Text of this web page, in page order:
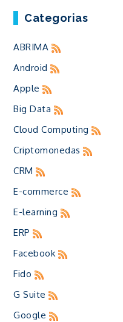
Categorias
ABRIMA
Android
Apple
Big Data
Cloud Computing
Criptomonedas
CRM
E-commerce
E-learning
ERP
Facebook
Fido
G Suite
Google